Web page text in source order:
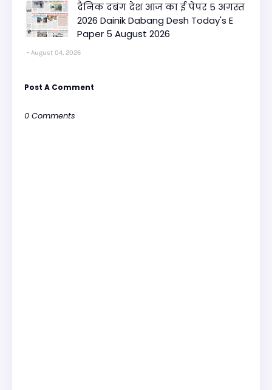
दैनिक दबंग देश आज का ई पेपर 5 अगस्त
2026 Dainik Dabang Desh Today's E
Paper 5 August 2026
August 04, 2026
Post A Comment
0 Comments